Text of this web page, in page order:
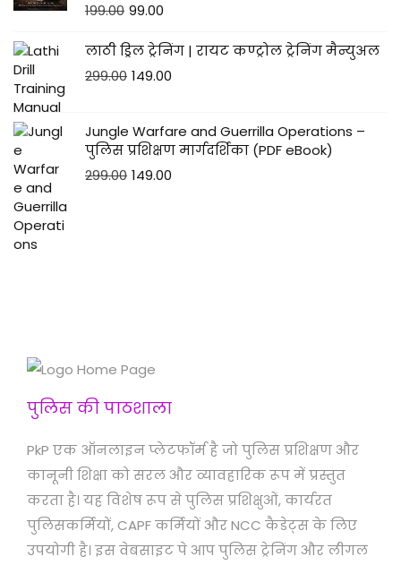
199.00 99.00
लाठी ड्रिल ट्रेनिंग | रायट कण्ट्रोल ट्रेनिंग मैन्युअल
299.00 149.00
Jungle Warfare and Guerrilla Operations –
पुलिस प्रशिक्षण मार्गदर्शिका (PDF eBook)
299.00 149.00
पुलिस की पाठशाला
PkP एक ऑनलाइन प्लेटफॉर्म है जो पुलिस प्रशिक्षण और
कानूनी शिक्षा को सरल और व्यावहारिक रूप में प्रस्तुत
करता है। यह विशेष रूप से पुलिस प्रशिक्षुओं, कार्यरत
पुलिसकर्मियों, CAPF कर्मियों और NCC कैडेट्स के लिए
उपयोगी है। इस वेबसाइट पे आप पुलिस ट्रेनिंग और लीगल